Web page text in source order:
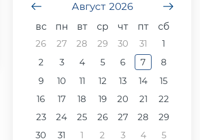
Август 2026
undefined
вс
пн вт ср чт пт
сб
26
27 28 29 30 31
1
2
3 4 5 6 7
8
9
10 11 12 13 14
15
16
17 18 19 20 21
22
23
24 25 26 27 28
29
30
31 1 2 3 4 5